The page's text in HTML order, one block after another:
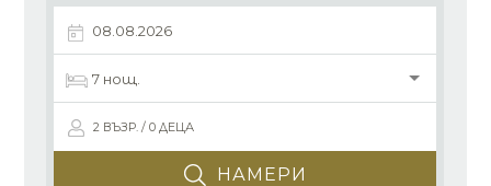
2 ВЪЗР. / 0 ДЕЦА
НАМЕРИ